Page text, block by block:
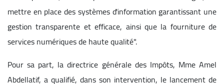
mettre en place des systèmes d'information garantissant une
gestion transparente et efficace, ainsi que la fourniture de
services numériques de haute qualité".
Pour sa part, la directrice générale des Impôts, Mme Amel
Abdellatif, a qualifié, dans son intervention, le lancement de